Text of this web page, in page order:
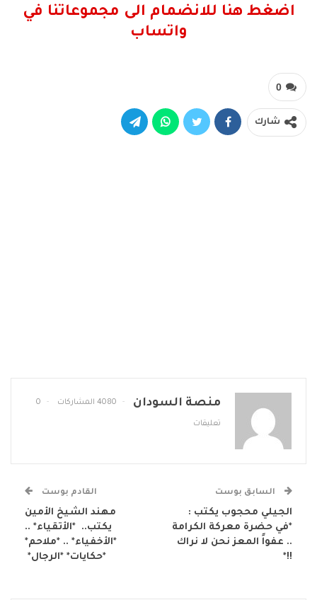
اضغط هنا للانضمام الى مجموعاتنا في
واتساب
0
شارك
منصة السودان 4080 المشاركات 0
تعليقات
السابق بوست
الجيلي محجوب يكتب :
*في حضرة معركة الكرامة
.. عفواً المعز نحن لا نراك
!!*
القادم بوست
مهند الشيخ الأمين
يكتب.. *الأتقياء* ..
*الأخفياء* .. *ملاحم*
*حكايات* *الرجال*